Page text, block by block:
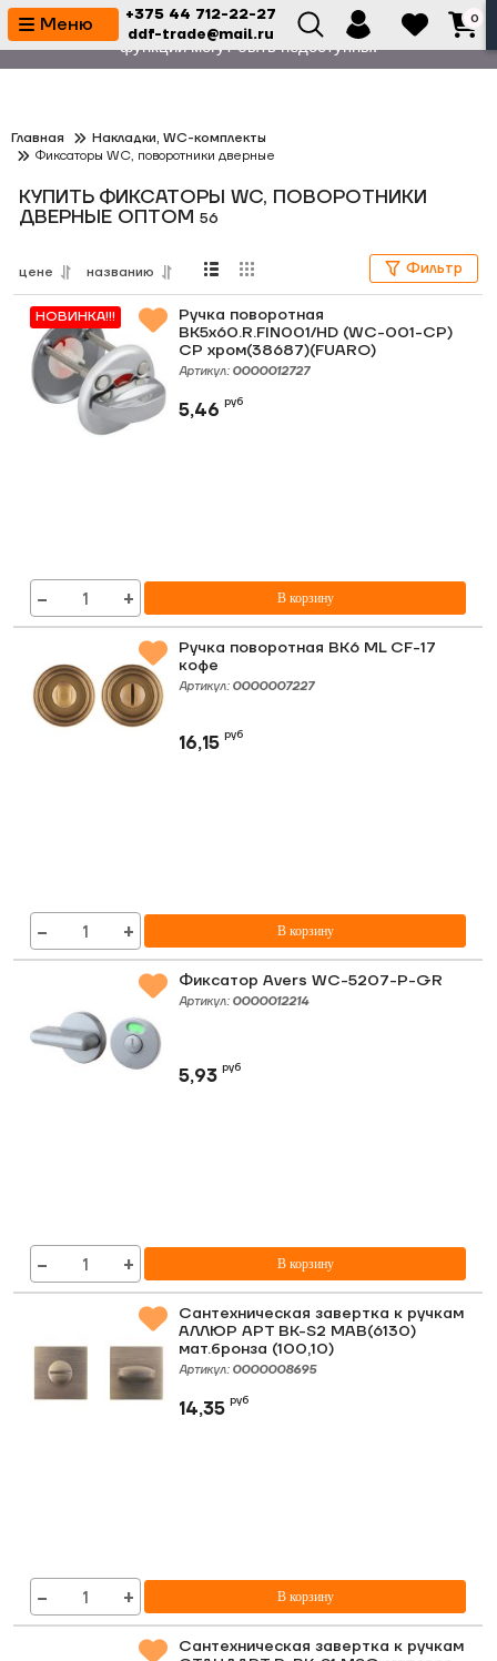
⚙️ На сайте проводятся технические работы. Некоторые
функции могут быть недоступны.
Меню
+375 44 712-22-27
ddf-trade@mail.ru
0
Главная
Накладки, WC-комплекты
Фиксаторы WC, поворотники дверные
КУПИТЬ ФИКСАТОРЫ WC, ПОВОРОТНИКИ
ДВЕРНЫЕ ОПТОМ 56
цене названию Фильтр
НОВИНКА!!!
Ручка поворотная
BK5x60.R.FIN001/HD (WC-001-CP)
CP хром(38687)(FUARO)
Артикул: 0000012727
5,46руб
− + В корзину
Ручка поворотная BK6 ML CF-17
кофе
Артикул: 0000007227
16,15руб
− + В корзину
Фиксатор Avers WC-5207-P-GR
Артикул: 0000012214
5,93руб
− + В корзину
Сантехническая завертка к ручкам
АЛЛЮР АРТ BK-S2 MAB(6130)
мат.бронза (100,10)
Артикул: 0000008695
14,35руб
− + В корзину
Сантехническая завертка к ручкам